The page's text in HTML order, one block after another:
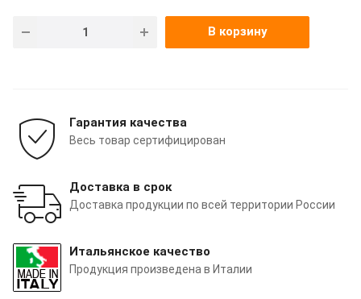
В корзину
Гарантия качества
Весь товар сертифицирован
Доставка в срок
Доставка продукции по всей территории России
Итальянское качество
Продукция произведена в Италии